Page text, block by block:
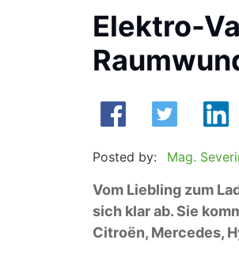
Elektro-
Posted by: Mag.
Vom Liebling zum
sich klar ab. Sie
Citroën, Mercedes,